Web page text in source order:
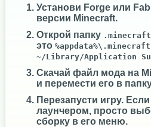
Установи Forge или
версии Minecraft.
Открой папку
это %appdata%\.minecraft
~/Library/Application
Скачай файл мода на
и перемести его в
Перезапусти игру.
лаунчером, просто
сборку в его меню.